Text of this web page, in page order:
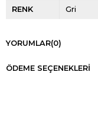
RENK Gri
YORUMLAR(0)
ÖDEME SEÇENEKLERI